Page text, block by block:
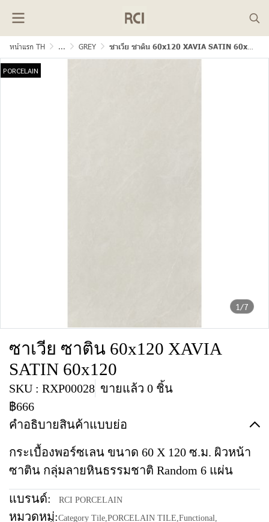
หน้าแรก TH ... GREY ซาเวีย ซาติน 60x120 XAVIA SATIN 60x120
1/7
PORCELAIN
ซาเวีย ซาติน 60x120 XAVIA
SATIN 60x120
SKU : RXP00028 ขายแล้ว 0 ชิ้น
฿666
คำอธิบายสินค้าแบบย่อ
กระเบื้องพอร์ซเลน ขนาด 60 X 120 ซ.ม. ผิวหน้า
ซาติน กลุ่มลายหินธรรมชาติ Random 6 แผ่น
แบรนด์: RCI PORCELAIN
หมวดหมู่:Category Tile,PORCELAIN TILE,Functional,